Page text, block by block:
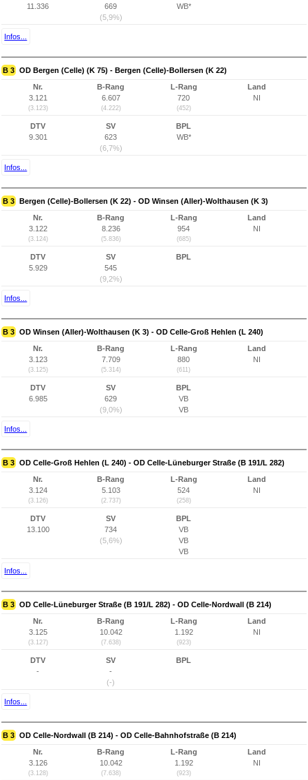
11.336
669
(5,9%)
WB*
Infos...
B 3 OD Bergen (Celle) (K 75) - Bergen (Celle)-Bollersen (K 22)
Nr.
3.121
(3.123)
B-Rang
6.607
(4.222)
L-Rang
720
(452)
Land
NI
DTV
9.301
SV
623
(6,7%)
BPL
WB*
Infos...
B 3 Bergen (Celle)-Bollersen (K 22) - OD Winsen (Aller)-Wolthausen (K 3)
Nr.
3.122
(3.124)
B-Rang
8.236
(5.836)
L-Rang
954
(685)
Land
NI
DTV
5.929
SV
545
(9,2%)
BPL
Infos...
B 3 OD Winsen (Aller)-Wolthausen (K 3) - OD Celle-Groß Hehlen (L 240)
Nr.
3.123
(3.125)
B-Rang
7.709
(5.314)
L-Rang
880
(611)
Land
NI
DTV
6.985
SV
629
(9,0%)
BPL
VB
VB
Infos...
B 3 OD Celle-Groß Hehlen (L 240) - OD Celle-Lüneburger Straße (B 191/L 282)
Nr.
3.124
(3.126)
B-Rang
5.103
(2.737)
L-Rang
524
(258)
Land
NI
DTV
13.100
SV
734
(5,6%)
BPL
VB
VB
VB
Infos...
B 3 OD Celle-Lüneburger Straße (B 191/L 282) - OD Celle-Nordwall (B 214)
Nr.
3.125
(3.127)
B-Rang
10.042
(7.638)
L-Rang
1.192
(923)
Land
NI
DTV
-
SV
-
(-)
BPL
Infos...
B 3 OD Celle-Nordwall (B 214) - OD Celle-Bahnhofstraße (B 214)
Nr.
3.126
(3.128)
B-Rang
10.042
(7.638)
L-Rang
1.192
(923)
Land
NI